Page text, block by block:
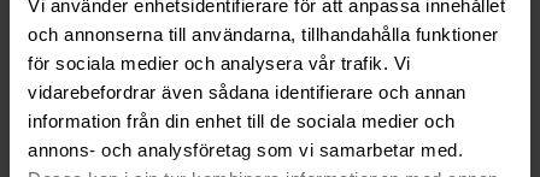
Vi använder enhetsidentifierare för att anpassa innehållet
och annonserna till användarna, tillhandahålla funktioner
för sociala medier och analysera vår trafik. Vi
vidarebefordrar även sådana identifierare och annan
information från din enhet till de sociala medier och
annons- och analysföretag som vi samarbetar med.
Premium
393kr
per månad
Högre kapacitet som passar företag eller